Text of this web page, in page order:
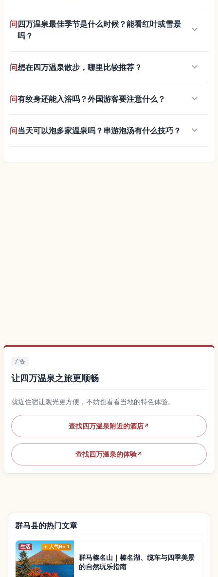
问四万温泉最佳季节是什么时候？能看红叶或雪景
吗？
keyboard_arrow_down
问想在四万温泉散步，哪里比较推荐？ keyboard_arrow_down
问有纹身还能入浴吗？外国游客要注意什么？ keyboard_arrow_down
问当天可以泡多家温泉吗？串游泡汤有什么技巧？ keyboard_arrow_down
广告
让四万温泉之旅更顺畅
就近住宿让观光更方便，不妨也看看当地的特色体验。
查找四万温泉附近的酒店↗
查找四万温泉的体验↗
群马县的热门文章
生活 人气No.1
群马榛名山｜榛名湖、缆车与四季美景
的自然玩乐指南